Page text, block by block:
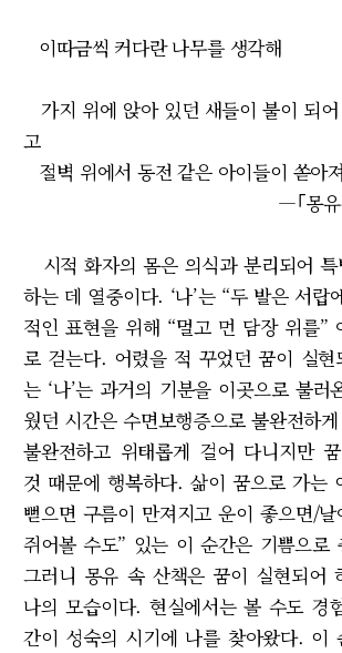
이따금씩 커다란 나무를 생각해
가지 위에 앉아 있던 새들이 불이 되
고
절벽 위에서 동전 같은 아이들이 쏟아
―｢몽유산책｣
시적 화자의 몸은 의식과 분리되어 특
하는 데 열중이다. ‘나’는 “두 발은 서랍
적인 표현을 위해 “멀고 먼 담장 위를”
로 걷는다. 어렸을 적 꾸었던 꿈이 실현
는 ‘나’는 과거의 기분을 이곳으로 불러
웠던 시간은 수면보행증으로 불완전하
불완전하고 위태롭게 걸어 다니지만
것 때문에 행복하다. 삶이 꿈으로 가는
뻗으면 구름이 만져지고 운이 좋으면/
쥐어볼 수도” 있는 이 순간은 기쁨으로
그러니 몽유 속 산책은 꿈이 실현되어
나의 모습이다. 현실에서는 볼 수도 경
간이 성숙의 시기에 나를 찾아왔다. 이